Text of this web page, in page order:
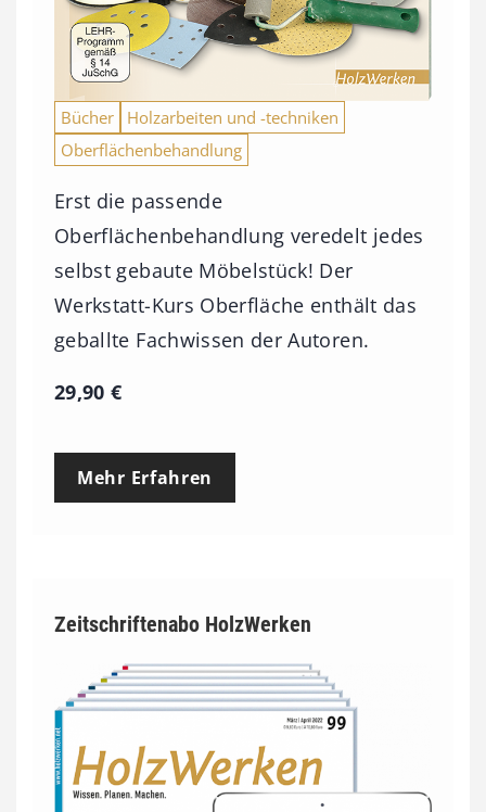
Bücher
Holzarbeiten und -techniken
Oberflächenbehandlung
Erst die passende
Oberflächenbehandlung veredelt jedes
selbst gebaute Möbelstück! Der
Werkstatt-Kurs Oberfläche enthält das
geballte Fachwissen der Autoren.
29,90€
Mehr Erfahren
Zeitschriftenabo HolzWerken